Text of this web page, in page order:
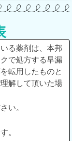
る薬剤は、本邦
で処方する早漏
転用したものと
解して頂いた場
い。
。